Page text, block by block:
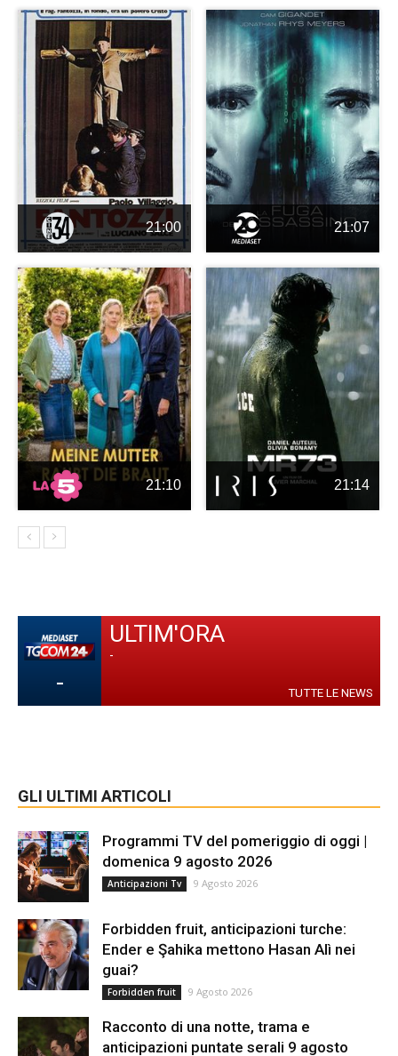
21:00 21:07
21:10 21:14
-
ULTIM'ORA
-
TUTTE LE NEWS
GLI ULTIMI ARTICOLI
Programmi TV del pomeriggio di oggi |
domenica 9 agosto 2026
Anticipazioni Tv 9 Agosto 2026
Forbidden fruit, anticipazioni turche:
Ender e Şahika mettono Hasan Alì nei
guai?
Forbidden fruit 9 Agosto 2026
Racconto di una notte, trama e
anticipazioni puntate serali 9 agosto